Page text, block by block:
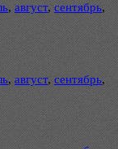
, август, сентябрь,
, август, сентябрь,